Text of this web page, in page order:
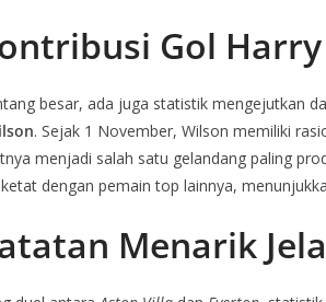
Gol
besar, ada juga statistik mengejutkan
. Sejak 1 November, Wilson memiliki
menjadi salah satu gelandang paling
dengan pemain top lainnya,
Menarik